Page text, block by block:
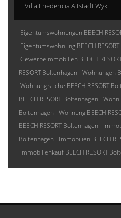
Villa Friedericia Altstadt Wyk
Eigentumswohnungen BEECH
Eigentumswohnung BEECH
Gewerbeimmobilien BEECH
RESORT Boltenhagen
Wohnungen
Wohnung suche BEECH RESORT
BEECH RESORT Boltenhagen
Boltenhagen
Wohnung BEECH
BEECH RESORT Boltenhagen
Boltenhagen
Immobilien BEECH
Immobilienkauf BEECH RESORT